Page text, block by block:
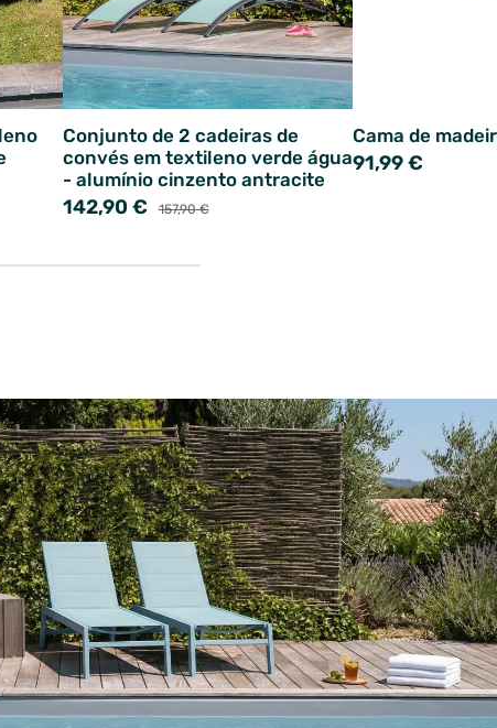
Conjunto de 2 cadeiras de
convés em textileno verde água
- alumínio cinzento antracite
142,90 € 157,90 €
Cama de
91,99 €